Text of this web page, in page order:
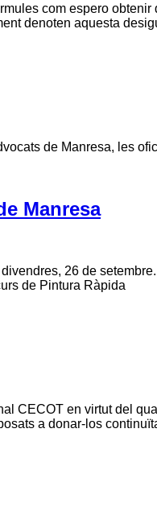
com espero
denoten aquesta
de Manresa, les
Manresa
26 de
de Pintura Ràpida
CECOT en virtut del
a donar-los